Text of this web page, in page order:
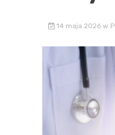
14 maja 2026 w